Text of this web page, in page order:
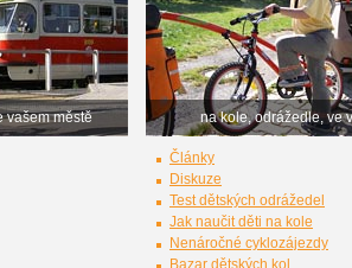
vašem městě na kole, odrážedle, ve
Články
Diskuze
Test dětských odrážedel
Jak naučit děti na kole
Nenáročné cyklozájezdy
Bazar dětských kol